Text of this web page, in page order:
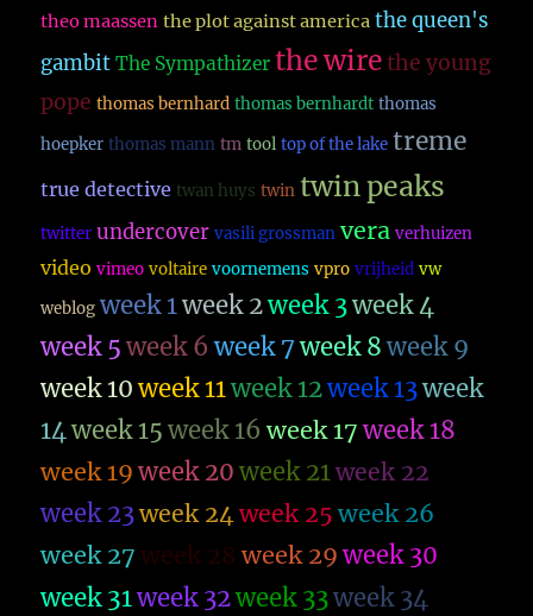
theo maassen the plot against america the queen's
gambit The Sympathizer the wire the young
pope thomas bernhard thomas bernhardt thomas
hoepker thomas mann tm tool top of the lake treme
true detective twan huys twin twin peaks
twitter undercover vasili grossman vera verhuizen
video vimeo voltaire voornemens vpro vrijheid vw
weblog week 1week 2week 3week 4
week 5 week 6 week 7 week 8 week 9
week 10 week 11week 12week 13week
14week 15 week 16 week 17 week 18
week 19 week 20 week 21week 22
week 23week 24week 25 week 26
week 27 week 28 week 29 week 30
week 31week 32week 33week 34